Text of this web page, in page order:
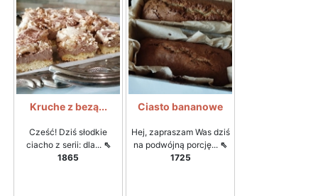
Kruche z bezą...
Cześć! Dziś słodkie
ciacho z serii: dla... ⇖
1865
Ciasto bananowe
Hej, zapraszam Was dziś
na podwójną porcję... ⇖
1725